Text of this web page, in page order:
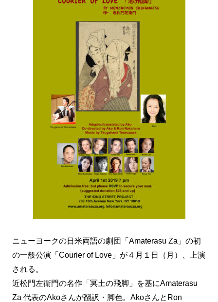
ニューヨークの日米両語の劇団「Amaterasu Za」の初
の一般公演「Courier of Love」が４月１日（月）、上演
される。
近松門左衛門の名作「冥土の飛脚」を基にAmaterasu
Za 代表のAkoさんが翻訳・脚色。AkoさんとRon